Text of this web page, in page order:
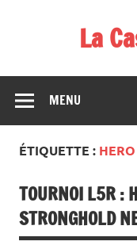
La
MENU
ÉTIQUETTE :
TOURNOI L5R :
STRONGHOLD